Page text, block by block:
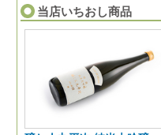
当店いちおし商品